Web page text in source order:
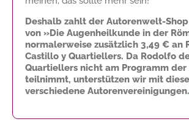
Deshalb zahlt der Autorenwelt-
von »Die Augenheilkunde in der
normalerweise zusätzlich 3,49 € an
Castillo y Quartiellers. Da Rodolfo
Quartiellers nicht am Programm
teilnimmt, unterstützen wir mit
verschiedene Autorenvereinigungen.